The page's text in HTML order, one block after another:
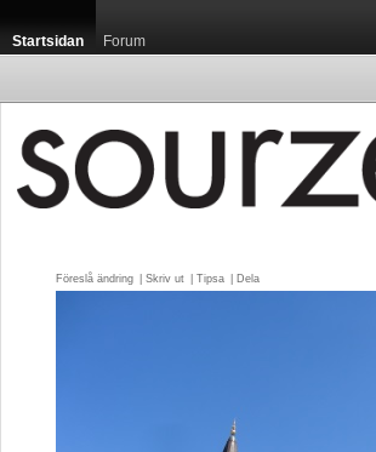
Startsidan Forum
Föreslå ändring Skriv ut Tipsa Dela